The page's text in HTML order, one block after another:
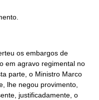
os embargos de
em agravo regimental no
parte, o Ministro Marco
lhe negou provimento,
justificadamente, o